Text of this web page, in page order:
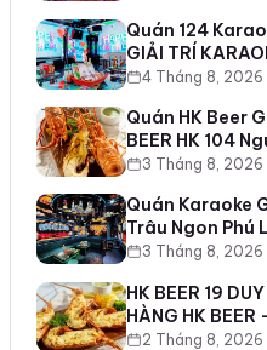
Quán 124
GIẢI TRÍ
4 Tháng 8, 2026
Quán HK Beer
BEER HK 104
3 Tháng 8, 2026
Quán Karaoke
Trâu Ngon Phú
3 Tháng 8, 2026
HK BEER 19
HÀNG HK BEER
2 Tháng 8, 2026